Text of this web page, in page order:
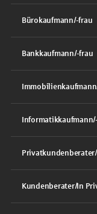
Bürokaufmann/-frau
Bankkaufmann/-frau
Kundenberater/In